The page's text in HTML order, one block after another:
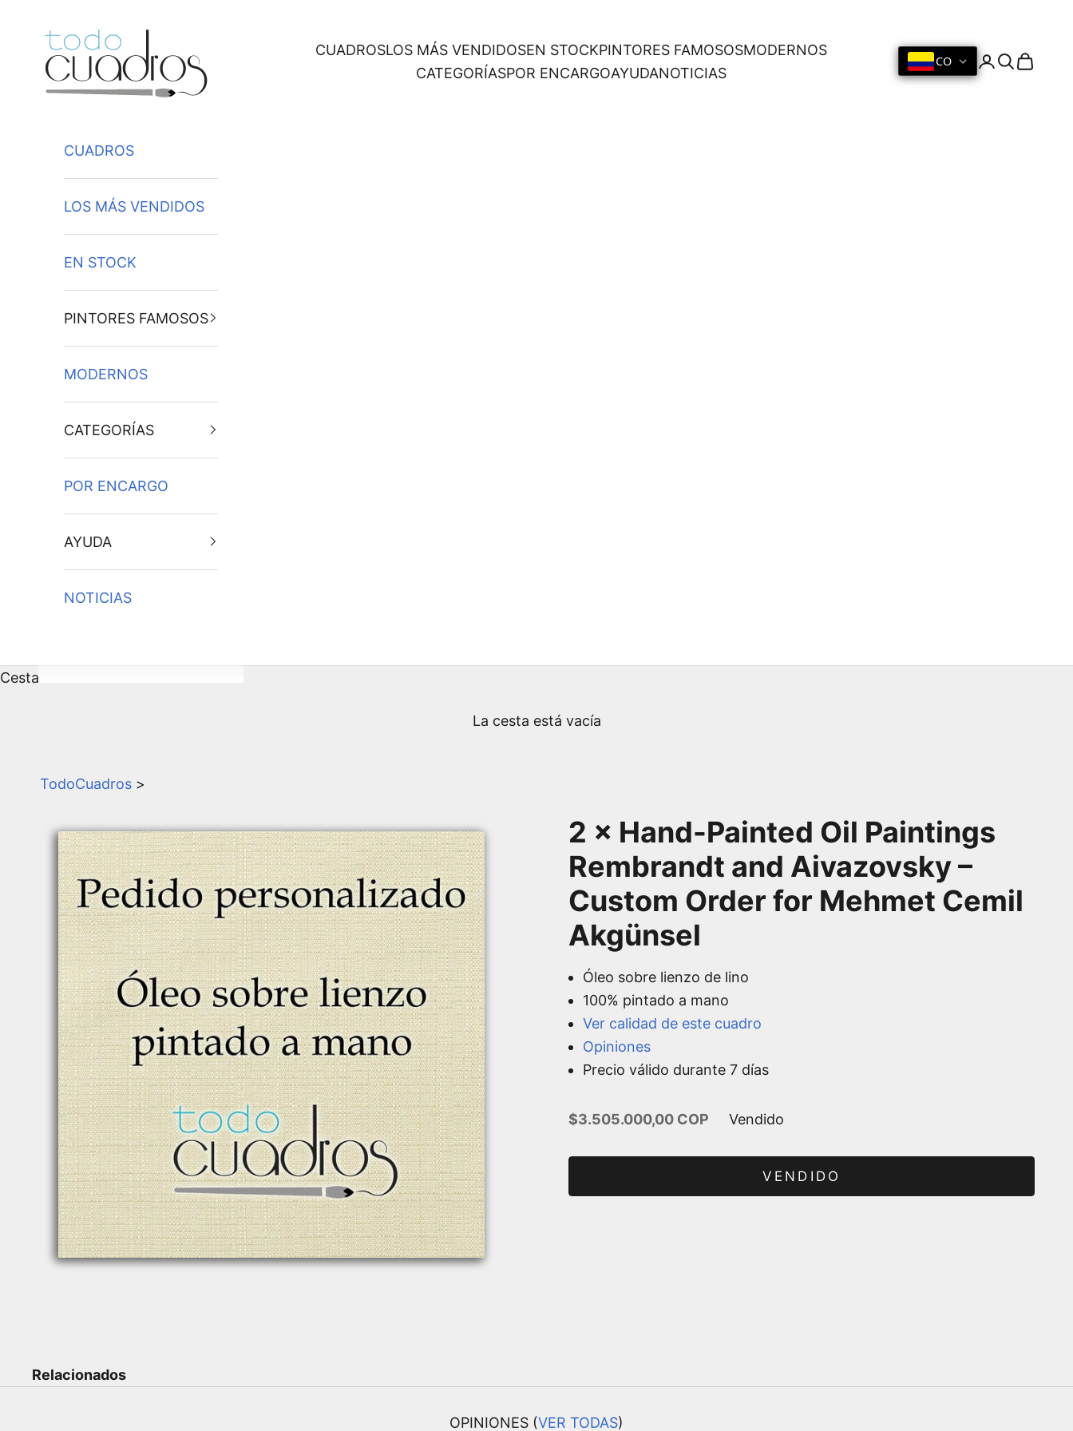
CUADROSLOS MÁS VENDIDOSEN STOCKPINTORES FAMOSOSMODERNOS
CATEGORÍASPOR ENCARGOAYUDANOTICIAS
CO Iniciar sesión
Buscar
Cesta
CUADROS
LOS MÁS VENDIDOS
EN STOCK
PINTORES FAMOSOS
MODERNOS
CATEGORÍAS
POR ENCARGO
AYUDA
NOTICIAS
Cesta
La cesta está vacía
TodoCuadros >
2 × Hand-Painted Oil Paintings
Rembrandt and Aivazovsky –
Custom Order for Mehmet Cemil
Akgünsel
Óleo sobre lienzo de lino
100% pintado a mano
Ver calidad de este cuadro
Opiniones
Precio válido durante 7 días
Precio de oferta
$3.505.000,00 COP Vendido
VENDIDO
Relacionados
OPINIONES (VER TODAS)